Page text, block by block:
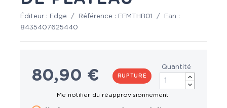
Éditeur : Edge / Référence : EFMTHB01 /
Ean :
8435407625440
80,90 € RUPTURE
Quantité